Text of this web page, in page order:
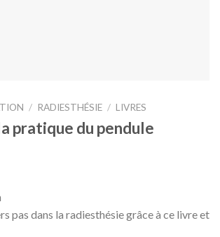
/ RADIESTHÉSIE / LIVRES
pratique du pendule
pas dans la radiesthésie grâce à ce livre et